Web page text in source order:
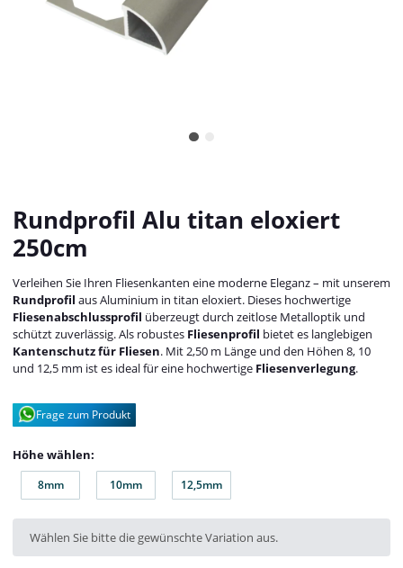
Rundprofil Alu titan eloxiert
250cm
Verleihen Sie Ihren Fliesenkanten eine moderne Eleganz – mit unserem
Rundprofil aus Aluminium in titan eloxiert. Dieses hochwertige
Fliesenabschlussprofil überzeugt durch zeitlose Metalloptik und
schützt zuverlässig. Als robustes Fliesenprofil bietet es langlebigen
Kantenschutz für Fliesen. Mit 2,50 m Länge und den Höhen 8, 10
und 12,5 mm ist es ideal für eine hochwertige Fliesenverlegung.
Frage zum Produkt
Höhe wählen:
8mm
8mm 10mm
10mm 12,5mm
12,5mm
x
Wählen Sie bitte die gewünschte Variation aus.